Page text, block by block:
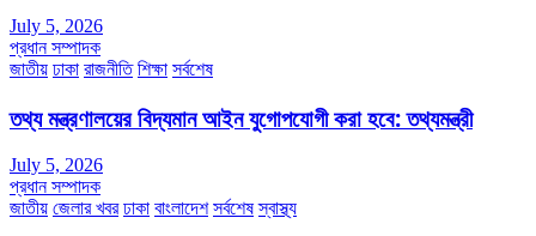
July 5, 2026
প্রধান সম্পাদক
জাতীয় ঢাকা রাজনীতি শিক্ষা সর্বশেষ
তথ্য মন্ত্রণালয়ের বিদ্যমান আইন যুগোপযোগী করা হবে: তথ্যমন্ত্রী
July 5, 2026
প্রধান সম্পাদক
জাতীয় জেলার খবর ঢাকা বাংলাদেশ সর্বশেষ স্বাস্থ্য